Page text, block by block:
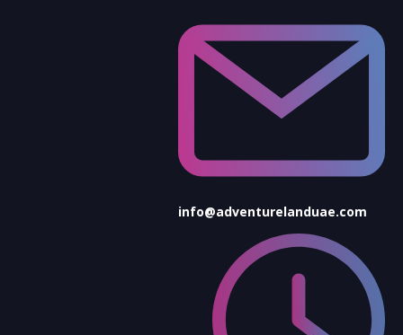
info@adventurelanduae.com